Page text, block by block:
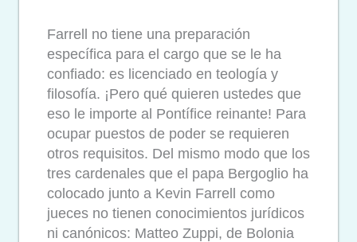
Farrell no tiene una preparación
específica para el cargo que se le ha
confiado: es licenciado en teología y
filosofía. ¡Pero qué quieren ustedes que
eso le importe al Pontífice reinante! Para
ocupar puestos de poder se requieren
otros requisitos. Del mismo modo que los
tres cardenales que el papa Bergoglio ha
colocado junto a Kevin Farrell como
jueces no tienen conocimientos jurídicos
ni canónicos: Matteo Zuppi, de Bolonia